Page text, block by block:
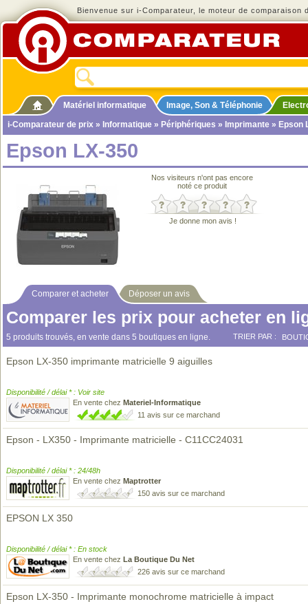
Bienvenue sur i-Comparateur, le moteur de comparaison
Matériel informatique Image, Son & Téléphonie
i-Comparateur de prix » Informatique » Périphériques » Imprimante » Epson
Epson LX-350
Nos visiteurs n'ont pas encore
noté ce produit
Je donne mon avis !
Comparer et acheter Déposer un avis
Comparer les prix pour acheter en
5 produits trouvés, en vente dans 5 boutiques en ligne. TRIER PAR :
Epson LX-350 imprimante matricielle 9 aiguilles
Disponibilité / délai * : Voir site
En vente chez Materiel-Informatique
11 avis sur ce marchand
Epson - LX350 - Imprimante matricielle - C11CC24031
Disponibilité / délai * : 24/48h
En vente chez Maptrotter
150 avis sur ce marchand
EPSON LX 350
Disponibilité / délai * : En stock
En vente chez La Boutique Du Net
226 avis sur ce marchand
Epson LX-350 - Imprimante monochrome matricielle à impact